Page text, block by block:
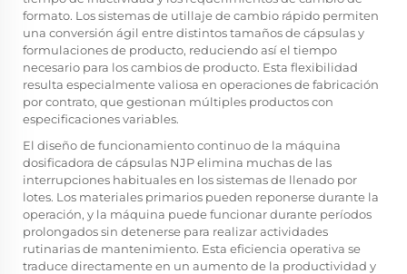
formato. Los sistemas de utillaje de cambio rápido permiten
una conversión ágil entre distintos tamaños de cápsulas y
formulaciones de producto, reduciendo así el tiempo
necesario para los cambios de producto. Esta flexibilidad
resulta especialmente valiosa en operaciones de fabricación
por contrato, que gestionan múltiples productos con
especificaciones variables.
El diseño de funcionamiento continuo de la máquina
dosificadora de cápsulas NJP elimina muchas de las
interrupciones habituales en los sistemas de llenado por
lotes. Los materiales primarios pueden reponerse durante la
operación, y la máquina puede funcionar durante períodos
prolongados sin detenerse para realizar actividades
rutinarias de mantenimiento. Esta eficiencia operativa se
traduce directamente en un aumento de la productividad y